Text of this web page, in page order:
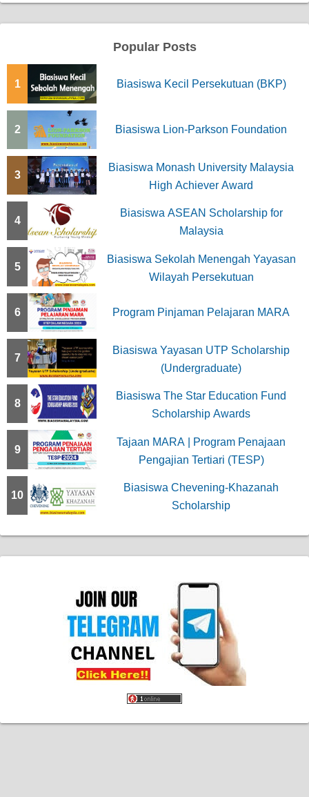
a
i
n
t
o
n
Popular Posts
1 Biasiswa Kecil Persekutuan (BKP)
2 Biasiswa Lion-Parkson Foundation
3
Biasiswa Monash University Malaysia
High Achiever Award
4
Biasiswa ASEAN Scholarship for
Malaysia
5
Biasiswa Sekolah Menengah Yayasan
Wilayah Persekutuan
6 Program Pinjaman Pelajaran MARA
7
Biasiswa Yayasan UTP Scholarship
(Undergraduate)
8
Biasiswa The Star Education Fund
Scholarship Awards
9
Tajaan MARA | Program Penajaan
Pengajian Tertiari (TESP)
10
Biasiswa Chevening-Khazanah
Scholarship